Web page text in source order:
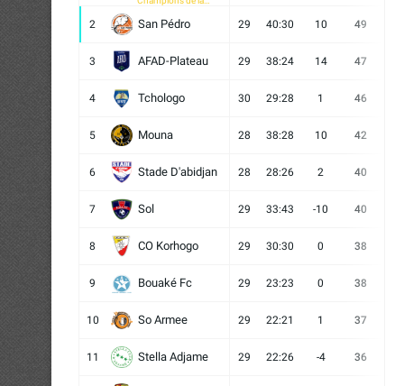
2 San Pédro 29 40:30 10 49
3 AFAD-Plateau 29 38:24 14 47
4 Tchologo 30 29:28 1 46
5 Mouna 28 38:28 10 42
6 Stade D'abidjan 28 28:26 2 40
7 Sol 29 33:43 -10 40
8 CO Korhogo 29 30:30 0 38
9 Bouaké Fc 29 23:23 0 38
10 So Armee 29 22:21 1 37
11 Stella Adjame 29 22:26 -4 36